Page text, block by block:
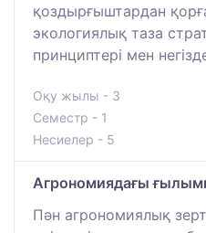
қоздырғыштардан
экологиялық таза
принциптері мен
Оқу жылы - 3
Семестр - 1
Несиелер - 5
Агрономиядағы ғылыми
Пән агрономиялық